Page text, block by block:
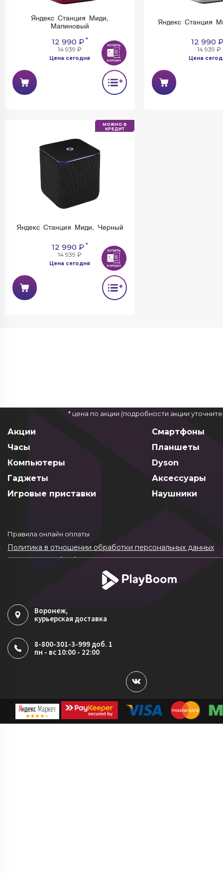
Яндекс Станция Миди,
Малиновый
12 990 ₽*
14 939 ₽
Цена сегодня
Яндекс Станция
12 990 ₽
14 939 ₽
Цена
МОЖНО В
КРЕДИТ
Яндекс Станция Миди, Черный
12 990 ₽*
14 939 ₽
Цена сегодня
* цена по акции (подробности акции
Акции
Смартфоны
Часы
Планшеты
Компьютеры
Dyson
Гаджеты
Аксессуары
Игровые приставки
Наушники
Правила онлайн оплаты
Политика в отношении обработки персональных данных
Согласие на обработку ПДн
Политика обработки файлов cookie
Воронеж,
курьерская доставка
8-800-301-3-999 доб. 1
пн - вс 10:00 - 22:00